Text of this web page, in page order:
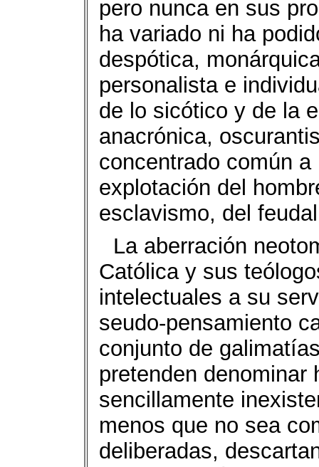
pero nunca en sus
ha variado ni ha
despótica,
personalista e
de lo sicótico y de la
anacrónica,
concentrado común
explotación del
esclavismo, del
La aberración
Católica y sus
intelectuales a su
seudo-pensamiento
conjunto de
pretenden denominar
sencillamente
menos que no sea
deliberadas,